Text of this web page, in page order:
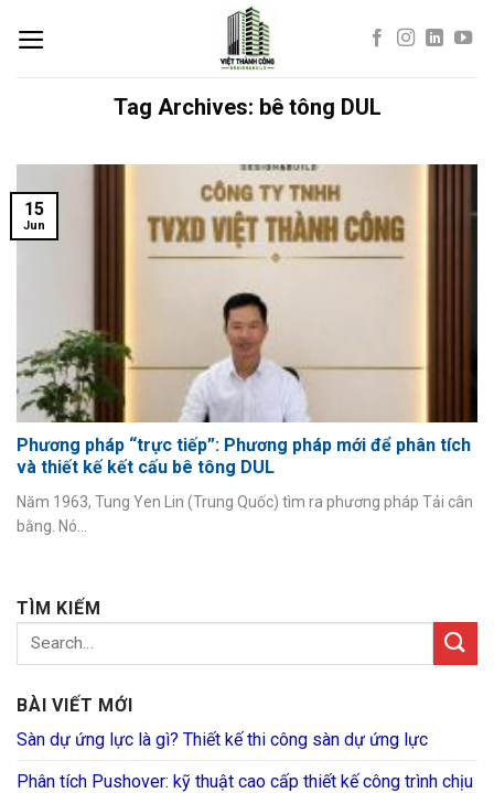
Tag Archives: bê tông DUL
Phương pháp “trực tiếp”: Phương pháp mới để phân tích
và thiết kế kết cấu bê tông DUL
Năm 1963, Tung Yen Lin (Trung Quốc) tìm ra phương pháp Tải cân
bằng. Nó...
15
Jun
TÌM KIẾM
BÀI VIẾT MỚI
Sàn dự ứng lực là gì? Thiết kế thi công sàn dự ứng lực
Phân tích Pushover: kỹ thuật cao cấp thiết kế công trình chịu